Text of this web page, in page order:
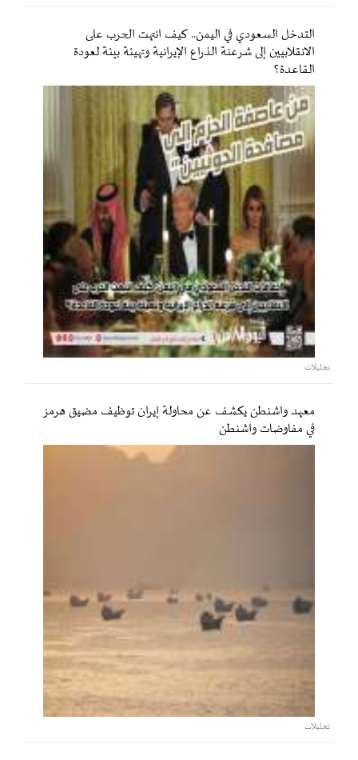
التدخل السعودي في اليمن.. كيف انتهت الحرب على
الانقلابيين إلى شرعنة الذراع الإيرانية وتهيئة بيئة لعودة
القاعدة؟
تحليلات
معهد واشنطن يكشف عن محاولة إيران توظيف مضيق هرمز
في مفاوضات واشنطن
تحليلات